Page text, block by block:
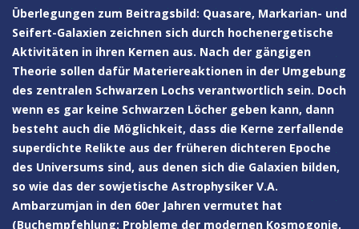
Überlegungen zum Beitragsbild: Quasare, Markarian- und
Seifert-Galaxien zeichnen sich durch hochenergetische
Aktivitäten in ihren Kernen aus. Nach der gängigen
Theorie sollen dafür Materiereaktionen in der Umgebung
des zentralen Schwarzen Lochs verantwortlich sein. Doch
wenn es gar keine Schwarzen Löcher geben kann, dann
besteht auch die Möglichkeit, dass die Kerne zerfallende
superdichte Relikte aus der früheren dichteren Epoche
des Universums sind, aus denen sich die Galaxien bilden,
so wie das der sowjetische Astrophysiker V.A.
Ambarzumjan in den 60er Jahren vermutet hat
(Buchempfehlung: Probleme der modernen Kosmogonie,